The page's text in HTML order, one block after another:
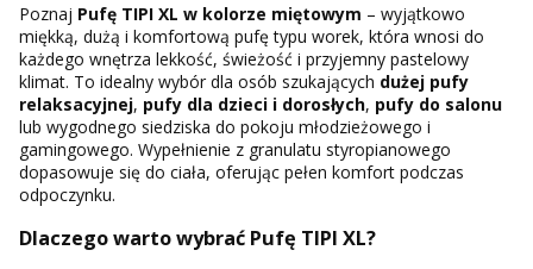
Poznaj Pufę TIPI XL w kolorze miętowym – wyjątkowo
miękką, dużą i komfortową pufę typu worek, która wnosi do
każdego wnętrza lekkość, świeżość i przyjemny pastelowy
klimat. To idealny wybór dla osób szukających dużej pufy
relaksacyjnej, pufy dla dzieci i dorosłych, pufy do salonu
lub wygodnego siedziska do pokoju młodzieżowego i
gamingowego. Wypełnienie z granulatu styropianowego
dopasowuje się do ciała, oferując pełen komfort podczas
odpoczynku.
Dlaczego warto wybrać Pufę TIPI XL?